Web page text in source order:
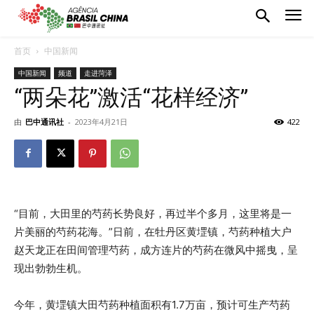
首页 中国新闻
中国新闻 频道 走进菏泽
“两朵花”激活“花样经济”
由 巴中通讯社 - 2023年4月21日 422
“目前，大田里的芍药长势良好，再过半个多月，这里将是一
片美丽的芍药花海。”日前，在牡丹区黄堽镇，芍药种植大户
赵天龙正在田间管理芍药，成方连片的芍药在微风中摇曳，呈
现出勃勃生机。
今年，黄堽镇大田芍药种植面积有1.7万亩，预计可生产芍药